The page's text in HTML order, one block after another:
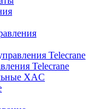
Telecrane
Telecrane
XAC